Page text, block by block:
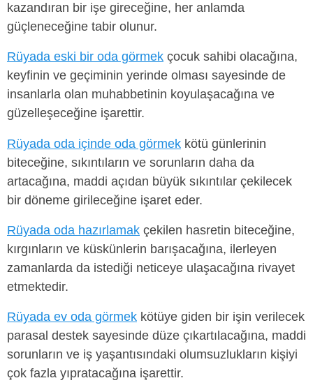
kazandıran bir işe gireceğine, her anlamda
güçleneceğine tabir olunur.
Rüyada eski bir oda görmek çocuk sahibi olacağına,
keyfinin ve geçiminin yerinde olması sayesinde de
insanlarla olan muhabbetinin koyulaşacağına ve
güzelleşeceğine işarettir.
Rüyada oda içinde oda görmek kötü günlerinin
biteceğine, sıkıntıların ve sorunların daha da
artacağına, maddi açıdan büyük sıkıntılar çekilecek
bir döneme girileceğine işaret eder.
Rüyada oda hazırlamak çekilen hasretin biteceğine,
kırgınların ve küskünlerin barışacağına, ilerleyen
zamanlarda da istediği neticeye ulaşacağına rivayet
etmektedir.
Rüyada ev oda görmek kötüye giden bir işin verilecek
parasal destek sayesinde düze çıkartılacağına, maddi
sorunların ve iş yaşantısındaki olumsuzlukların kişiyi
çok fazla yıpratacağına işarettir.